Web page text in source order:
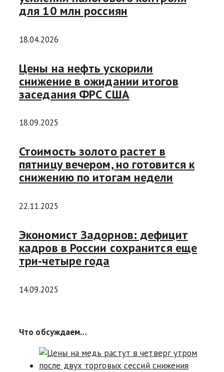
для 10 млн россиян
18.04.2026
Цены на нефть ускорили
снижение в ожидании итогов
заседания ФРС США
18.09.2025
Стоимость золото растет в
пятницу вечером, но готовится к
снижению по итогам недели
22.11.2025
Экономист Задорнов: дефицит
кадров в России сохранится еще
три-четыре года
14.09.2025
Что обсуждаем…